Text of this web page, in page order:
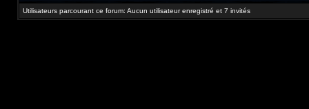
Utilisateurs parcourant ce forum: Aucun utilisateur enregistré et 7 invités